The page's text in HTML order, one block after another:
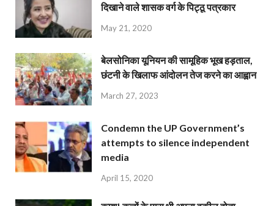
दिखाने वाले शासक वर्ग के पिट्ठू पत्रकार
May 21, 2020
बेलसोनिका यूनियन की सामूहिक भूख हड़ताल,
छंटनी के खिलाफ आंदोलन तेज करने का आह्वान
March 27, 2023
Condemn the UP Government’s
attempts to silence independent
media
April 15, 2020